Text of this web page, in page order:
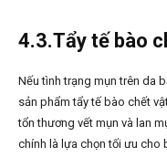
4.3.Tẩy tế bào
Nếu tình trạng mụn trên da
sản phẩm tẩy tế bào chết
tổn thương vết mụn và lan
chính là lựa chọn tối ưu cho